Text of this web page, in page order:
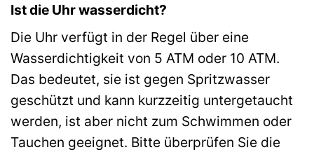
Ist die Uhr wasserdicht?
Die Uhr verfügt in der Regel über eine
Wasserdichtigkeit von 5 ATM oder 10 ATM.
Das bedeutet, sie ist gegen Spritzwasser
geschützt und kann kurzzeitig untergetaucht
werden, ist aber nicht zum Schwimmen oder
Tauchen geeignet. Bitte überprüfen Sie die